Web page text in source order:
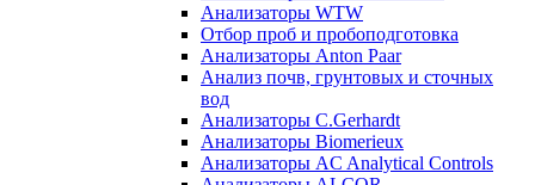
Анализаторы WTW
Отбор проб и пробоподготовка
Анализаторы Anton Paar
Анализ почв, грунтовых и сточных
вод
Анализаторы C.Gerhardt
Анализаторы Biomerieux
Анализаторы AC Analytical Controls